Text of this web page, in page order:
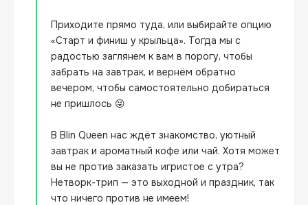
Приходите прямо туда, или выбирайте опцию
«Старт и финиш у крыльца». Тогда мы с
радостью заглянем к вам в порогу, чтобы
забрать на завтрак, и вернём обратно
вечером, чтобы самостоятельно добираться
не пришлось 😜
В Blin Queen нас ждёт знакомство, уютный
завтрак и ароматный кофе или чай. Хотя может
вы не против заказать игристое с утра?
Нетворк-трип — это выходной и праздник, так
что ничего против не имеем!